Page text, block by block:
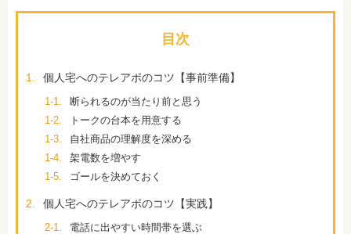
目次
1. 個人宅へのテレアポのコツ【事前準備】
1-1.
断られるのが当たり前と思う
1-2.
トークの台本を用意する
1-3.
自社商品の理解度を深める
1-4.
架電数を増やす
1-5.
ゴールを決めておく
2. 個人宅へのテレアポのコツ【実践】
2-1.
電話に出やすい時間帯を選ぶ